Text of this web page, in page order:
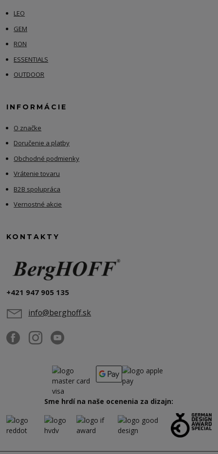
LEO
GEM
RON
ESSENTIALS
OUTDOOR
INFORMÁCIE
O značke
Doručenie a platby
Obchodné podmienky
Vrátenie tovaru
B2B spolupráca
Vernostné akcie
KONTAKTY
+421 947 905 135
info@berghoff.sk
Sme hrdí na naše ocenenia za dizajn: